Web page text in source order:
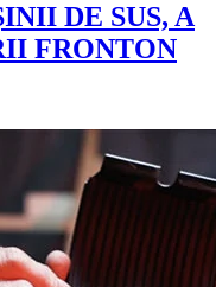
DE SUS, A
FRONTON